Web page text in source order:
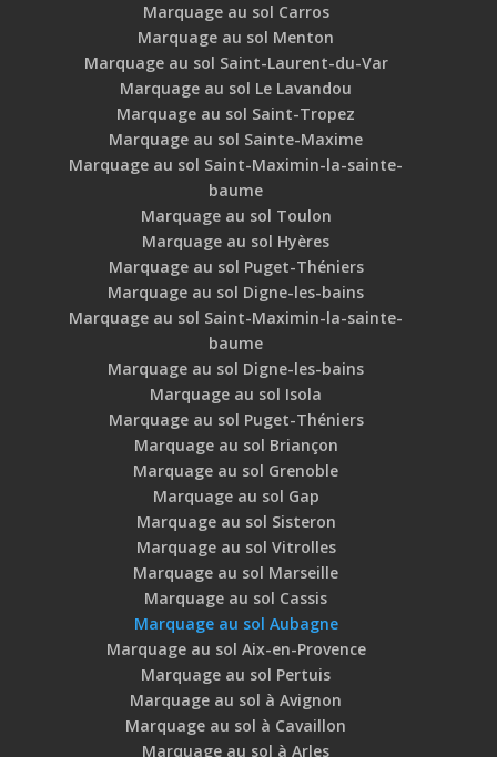
Marquage au sol Carros
Marquage au sol Menton
Marquage au sol Saint-Laurent-du-Var
Marquage au sol Le Lavandou
Marquage au sol Saint-Tropez
Marquage au sol Sainte-Maxime
Marquage au sol Saint-Maximin-la-sainte-
baume
Marquage au sol Toulon
Marquage au sol Hyères
Marquage au sol Puget-Théniers
Marquage au sol Digne-les-bains
Marquage au sol Saint-Maximin-la-sainte-
baume
Marquage au sol Digne-les-bains
Marquage au sol Isola
Marquage au sol Puget-Théniers
Marquage au sol Briançon
Marquage au sol Grenoble
Marquage au sol Gap
Marquage au sol Sisteron
Marquage au sol Vitrolles
Marquage au sol Marseille
Marquage au sol Cassis
Marquage au sol Aubagne
Marquage au sol Aix-en-Provence
Marquage au sol Pertuis
Marquage au sol à Avignon
Marquage au sol à Cavaillon
Marquage au sol à Arles